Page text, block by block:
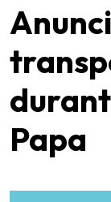
Papa